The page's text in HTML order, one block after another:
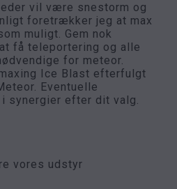
vil være snestorm og
foretrækker jeg at max
muligt. Gem nok
få teleportering og alle
for meteor.
Ice Blast efterfulgt
Eventuelle
synergier efter dit valg.
vores udstyr